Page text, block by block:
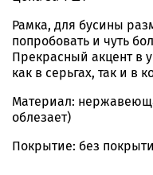
Рамка, для бусины
попробовать и чуть
Прекрасный акцент в
как в серьгах, так и в
Материал:
облезает)
Покрытие: без